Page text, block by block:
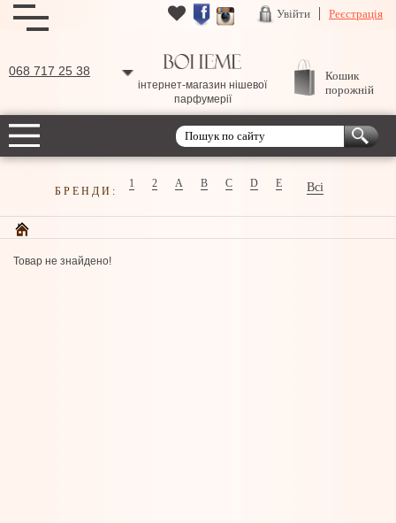
Увійти Реєстрація
068 717 25 38
інтернет-магазин нішевої
парфумерії
Кошик
порожній
БРЕНДИ:
1 2 A B C D E Всі
Товар не знайдено!